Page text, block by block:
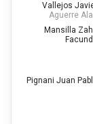
Vallejos
Aguerre
Mansilla
Pignani Juan